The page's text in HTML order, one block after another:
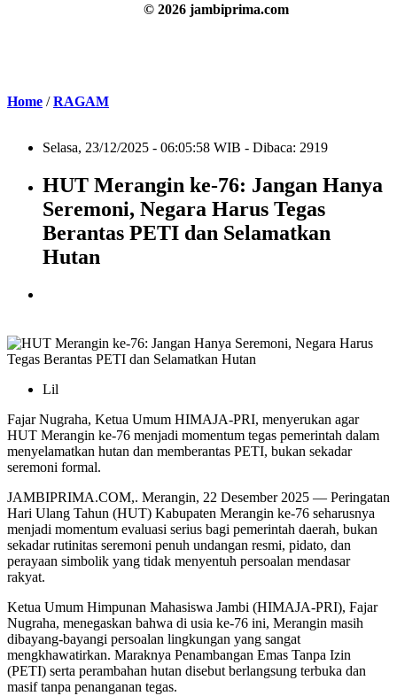
© 2026 jambiprima.com
Home /RAGAM
Selasa, 23/12/2025 - 06:05:58 WIB - Dibaca: 2919
HUT Merangin ke-76: Jangan Hanya
Seremoni, Negara Harus Tegas
Berantas PETI dan Selamatkan
Hutan
Lil
Fajar Nugraha, Ketua Umum HIMAJA-PRI, menyerukan agar
HUT Merangin ke-76 menjadi momentum tegas pemerintah dalam
menyelamatkan hutan dan memberantas PETI, bukan sekadar
seremoni formal.
JAMBIPRIMA.COM,. Merangin, 22 Desember 2025 — Peringatan
Hari Ulang Tahun (HUT) Kabupaten Merangin ke-76 seharusnya
menjadi momentum evaluasi serius bagi pemerintah daerah, bukan
sekadar rutinitas seremoni penuh undangan resmi, pidato, dan
perayaan simbolik yang tidak menyentuh persoalan mendasar
rakyat.
Ketua Umum Himpunan Mahasiswa Jambi (HIMAJA-PRI), Fajar
Nugraha, menegaskan bahwa di usia ke-76 ini, Merangin masih
dibayang-bayangi persoalan lingkungan yang sangat
mengkhawatirkan. Maraknya Penambangan Emas Tanpa Izin
(PETI) serta perambahan hutan disebut berlangsung terbuka dan
masif tanpa penanganan tegas.